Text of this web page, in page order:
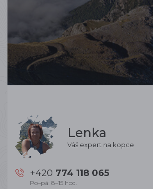
Lenka
Váš expert na kopce
+420 774 118 065
Po–pá: 8–15 hod.